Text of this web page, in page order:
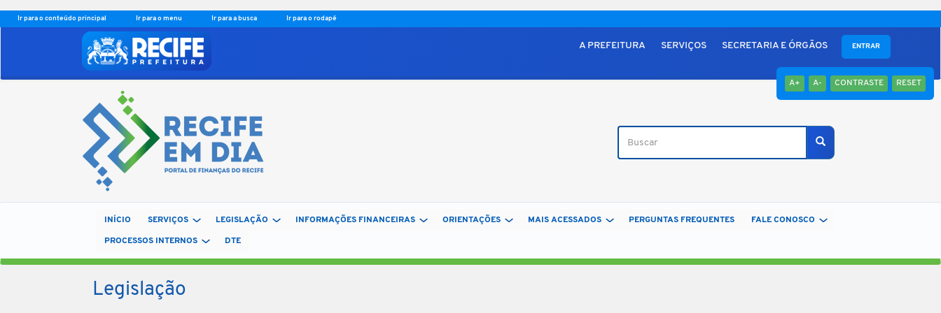
Ir para o conteúdo principal Ir para o menu Ir para a busca Ir para o rodapé
A+ A- CONTRASTE RESET
A PREFEITURA SERVIÇOS SECRETARIA E ÓRGÃOS
Buscar
Buscar
ENTRAR
INÍCIO SERVIÇOS LEGISLAÇÃO INFORMAÇÕES FINANCEIRAS ORIENTAÇÕES MAIS ACESSADOS PERGUNTAS FREQUENTES FALE CONOSCO
PROCESSOS INTERNOS DTE
Legislação